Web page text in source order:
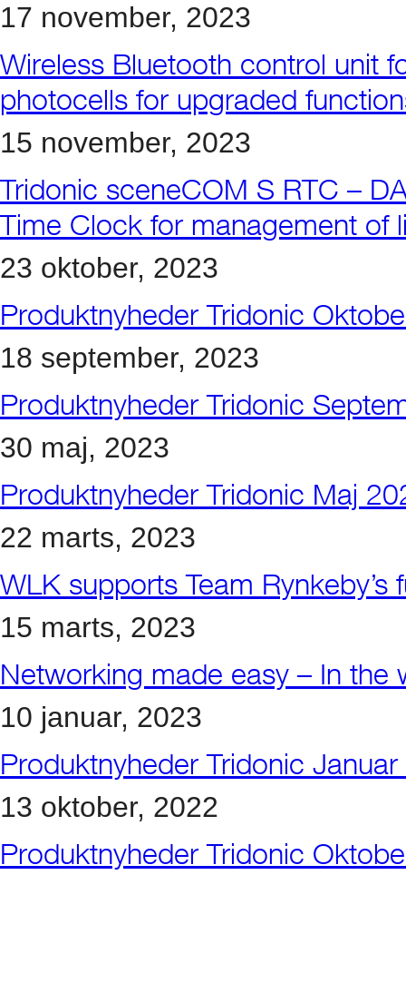
17 november, 2023
Wireless Bluetooth control unit
photocells for upgraded
15 november, 2023
Tridonic sceneCOM S RTC –
Time Clock for management of
23 oktober, 2023
Produktnyheder Tridonic
18 september, 2023
Produktnyheder Tridonic
30 maj, 2023
Produktnyheder Tridonic Maj
22 marts, 2023
WLK supports Team
15 marts, 2023
Networking made easy – In the
10 januar, 2023
Produktnyheder Tridonic
13 oktober, 2022
Produktnyheder Tridonic